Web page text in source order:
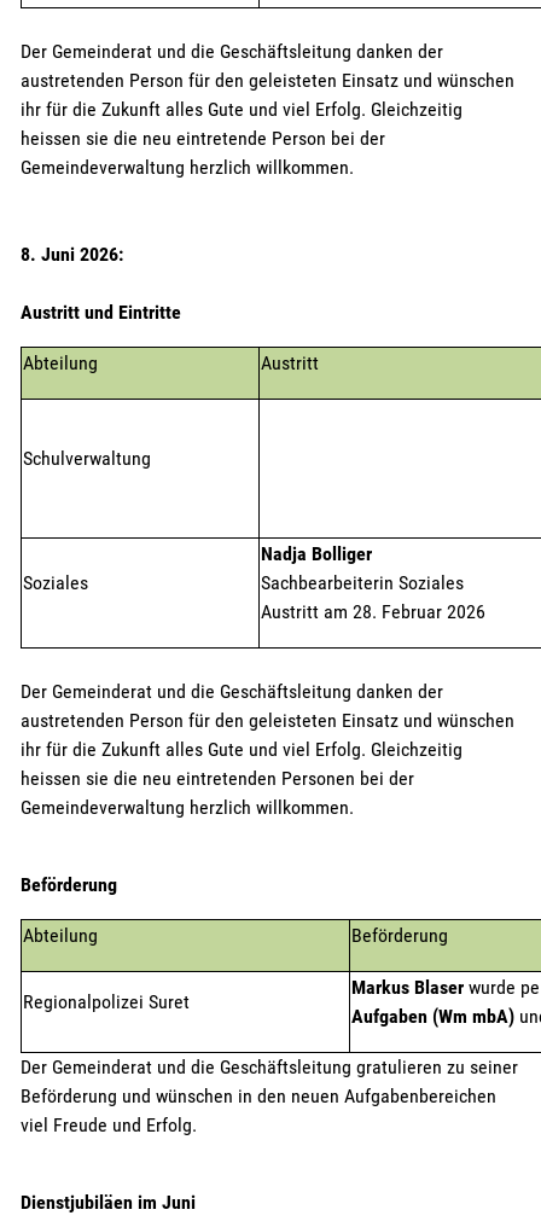
Der Gemeinderat und die Geschäftsleitung danken der
austretenden Person für den geleisteten Einsatz und wünschen
ihr für die Zukunft alles Gute und viel Erfolg. Gleichzeitig
heissen sie die neu eintretende Person bei der
Gemeindeverwaltung herzlich willkommen.
8. Juni 2026:
Austritt und Eintritte
Abteilung Austritt
Schulverwaltung
Soziales
Nadja Bolliger
Sachbearbeiterin Soziales
Austritt am 28. Februar 2026
Der Gemeinderat und die Geschäftsleitung danken der
austretenden Person für den geleisteten Einsatz und wünschen
ihr für die Zukunft alles Gute und viel Erfolg. Gleichzeitig
heissen sie die neu eintretenden Personen bei der
Gemeindeverwaltung herzlich willkommen.
Beförderung
Abteilung Beförderung
Regionalpolizei Suret
Markus Blaser wurde
Aufgaben (Wm mbA)
Der Gemeinderat und die Geschäftsleitung gratulieren zu seiner
Beförderung und wünschen in den neuen Aufgabenbereichen
viel Freude und Erfolg.
Dienstjubiläen im Juni